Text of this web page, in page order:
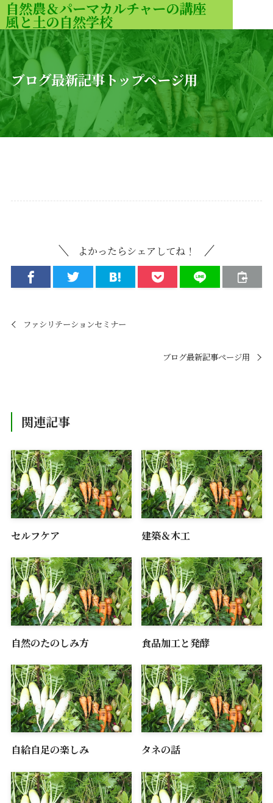
自然農＆パーマカルチャーの講座
風と土の自然学校
ブログ最新記事トップページ用
よかったらシェアしてね！
ファシリテーションセミナー
ブログ最新記事ページ用
関連記事
セルフケア 建築＆木工
自然のたのしみ方 食品加工と発酵
自給自足の楽しみ タネの話